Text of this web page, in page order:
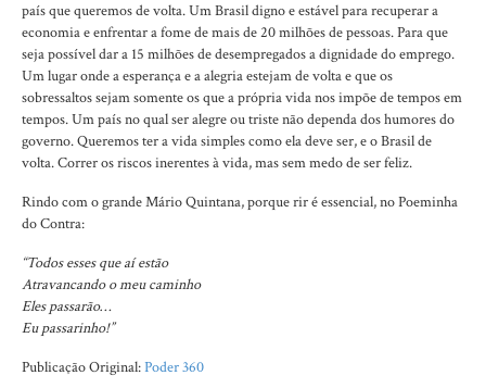
país que queremos de volta. Um Brasil digno e estável para recuperar a
economia e enfrentar a fome de mais de 20 milhões de pessoas. Para que
seja possível dar a 15 milhões de desempregados a dignidade do emprego.
Um lugar onde a esperança e a alegria estejam de volta e que os
sobressaltos sejam somente os que a própria vida nos impõe de tempos em
tempos. Um país no qual ser alegre ou triste não dependa dos humores do
governo. Queremos ter a vida simples como ela deve ser, e o Brasil de
volta. Correr os riscos inerentes à vida, mas sem medo de ser feliz.
Rindo com o grande Mário Quintana, porque rir é essencial, no Poeminha
do Contra:
“Todos esses que aí estão
Atravancando o meu caminho
Eles passarão…
Eu passarinho!”
Publicação Original:Poder 360